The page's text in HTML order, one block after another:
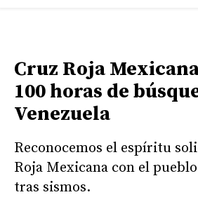
Cruz Roja
100 horas de
Venezuela
Reconocemos el espíritu
Roja Mexicana con el
tras sismos.